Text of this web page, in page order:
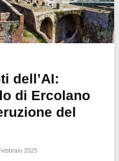
dell’AI:
di Ercolano
del
2025